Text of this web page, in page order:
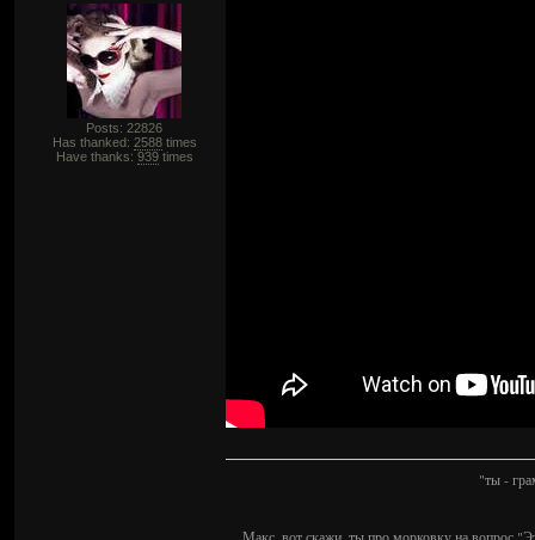
Posts: 22826
Has thanked: 2588times
Have thanks: 939times
"ты -